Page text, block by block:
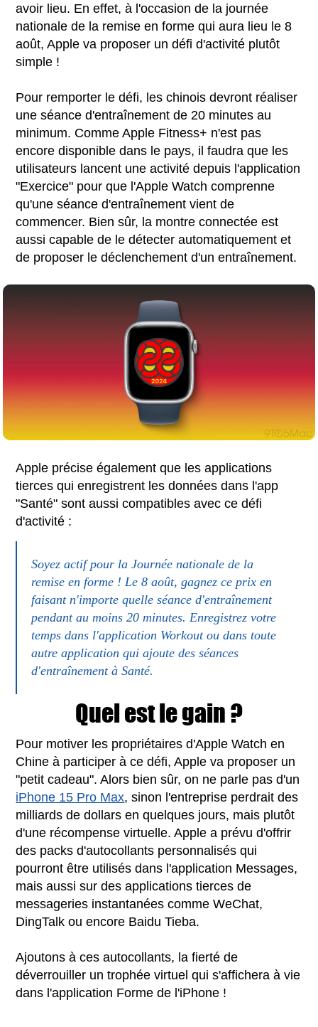
avoir lieu. En effet, à l'occasion de la journée
nationale de la remise en forme qui aura lieu le 8
août, Apple va proposer un défi d'activité plutôt
simple !
Pour remporter le défi, les chinois devront réaliser
une séance d'entraînement de 20 minutes au
minimum. Comme Apple Fitness+ n'est pas
encore disponible dans le pays, il faudra que les
utilisateurs lancent une activité depuis l'application
"Exercice" pour que l'Apple Watch comprenne
qu'une séance d'entraînement vient de
commencer. Bien sûr, la montre connectée est
aussi capable de le détecter automatiquement et
de proposer le déclenchement d'un entraînement.
Apple précise également que les applications
tierces qui enregistrent les données dans l'app
"Santé" sont aussi compatibles avec ce défi
d'activité :
Soyez actif pour la Journée nationale de la
remise en forme ! Le 8 août, gagnez ce prix en
faisant n'importe quelle séance d'entraînement
pendant au moins 20 minutes. Enregistrez votre
temps dans l'application Workout ou dans toute
autre application qui ajoute des séances
d'entraînement à Santé.
Quel est le gain ?
Pour motiver les propriétaires d'Apple Watch en
Chine à participer à ce défi, Apple va proposer un
"petit cadeau". Alors bien sûr, on ne parle pas d'un
iPhone 15 Pro Max, sinon l'entreprise perdrait des
milliards de dollars en quelques jours, mais plutôt
d'une récompense virtuelle. Apple a prévu d'offrir
des packs d'autocollants personnalisés qui
pourront être utilisés dans l'application Messages,
mais aussi sur des applications tierces de
messageries instantanées comme WeChat,
DingTalk ou encore Baidu Tieba.
Ajoutons à ces autocollants, la fierté de
déverrouiller un trophée virtuel qui s'affichera à vie
dans l'application Forme de l'iPhone !